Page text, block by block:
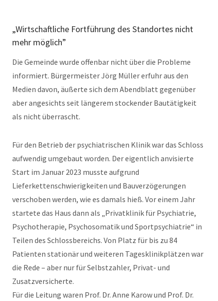
„Wirtschaftliche Fortführung des Standortes nicht
mehr möglich”
Die Gemeinde wurde offenbar nicht über die Probleme
informiert. Bürgermeister Jörg Müller erfuhr aus den
Medien davon, äußerte sich dem Abendblatt gegenüber
aber angesichts seit längerem stockender Bautätigkeit
als nicht überrascht.
Für den Betrieb der psychiatrischen Klinik war das Schloss
aufwendig umgebaut worden. Der eigentlich anvisierte
Start im Januar 2023 musste aufgrund
Lieferkettenschwierigkeiten und Bauverzögerungen
verschoben werden, wie es damals hieß. Vor einem Jahr
startete das Haus dann als „Privatklinik für Psychiatrie,
Psychotherapie, Psychosomatik und Sportpsychiatrie“ in
Teilen des Schlossbereichs. Von Platz für bis zu 84
Patienten stationär und weiteren Tagesklinikplätzen war
die Rede – aber nur für Selbstzahler, Privat- und
Zusatzversicherte.
Für die Leitung waren Prof. Dr. Anne Karow und Prof. Dr.